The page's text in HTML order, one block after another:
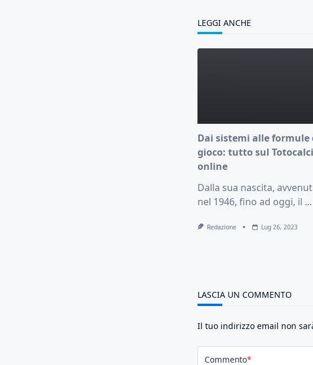
LEGGI ANCHE
Dai sistemi alle formule
gioco: tutto sul
online
Dalla sua nascita,
nel 1946, fino ad oggi, il ...
Redazione Lug 26, 2023
LASCIA UN COMMENTO
Il tuo indirizzo email non
Commento*